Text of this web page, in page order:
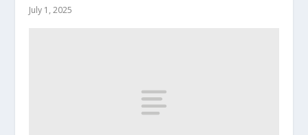
July 1, 2025